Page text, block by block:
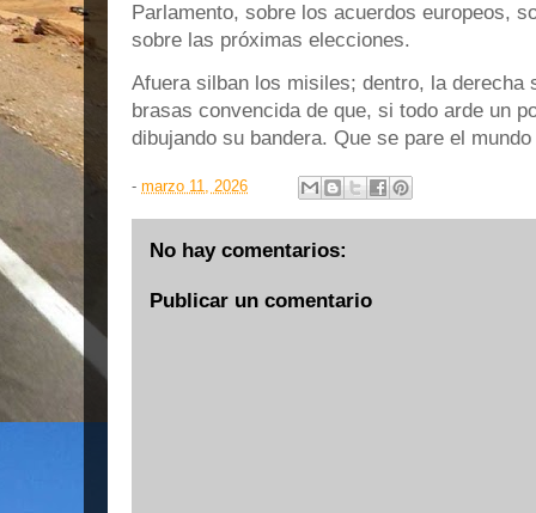
Parlamento, sobre los acuerdos europeos,
sobre las próximas elecciones.
Afuera silban los misiles; dentro, la
brasas convencida de que, si todo arde un
dibujando su bandera. Que se pare el
- marzo 11, 2026
No hay comentarios:
Publicar un comentario